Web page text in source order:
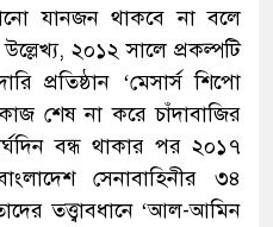
যানজন থাকবে না বলে
উল্লেখ্য, ২০১২ সালে প্রকল্পটি
প্রতিষ্ঠান ‘মেসার্স শিপো
শেষ না করে চাঁদাবাজির
বন্ধ থাকার পর ২০১৭
সেনাবাহিনীর ৩৪
তত্ত্বাবধানে ‘আল-আমিন